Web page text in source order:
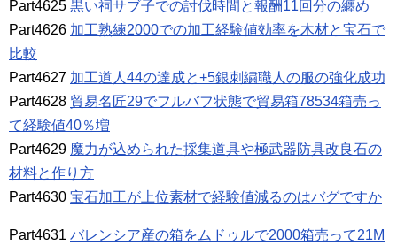
Part4625 黒い祠サブ子での討伐時間と報酬11回分の纏め
Part4626 加工熟練2000での加工経験値効率を木材と宝石で
比較
Part4627 加工道人44の達成と+5銀刺繍職人の服の強化成功
Part4628 貿易名匠29でフルバフ状態で貿易箱78534箱売っ
て経験値40％増
Part4629 魔力が込められた採集道具や極武器防具改良石の
材料と作り方
Part4630 宝石加工が上位素材で経験値減るのはバグですか
Part4631 バレンシア産の箱をムドゥルで2000箱売って21M